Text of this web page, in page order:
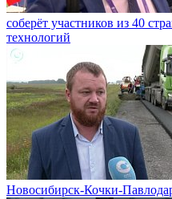
соберёт участников из 40
технологий
Новосибирск-Кочки-